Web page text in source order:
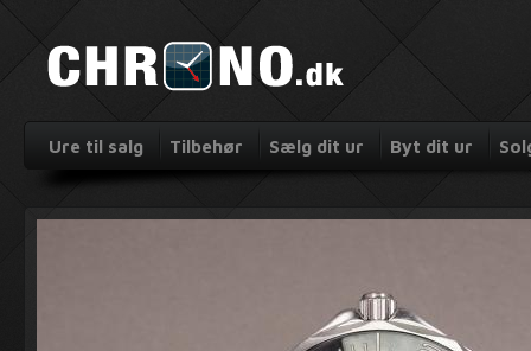
Ure til salg Tilbehør Sælg dit ur Byt dit ur